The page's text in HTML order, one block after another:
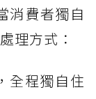
消費者獨自
理方式：
全程獨自住